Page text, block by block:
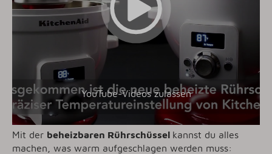
YouTube-Videos zulassen
Mit der beheizbaren Rührschüssel kannst du alles
machen, was warm aufgeschlagen werden muss: